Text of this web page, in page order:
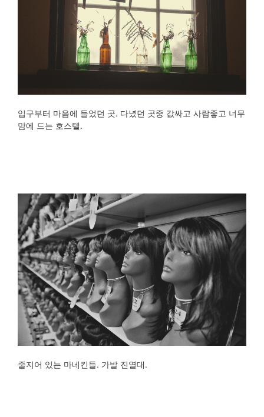
입구부터 마음에 들었던 곳. 다녔던 곳중 값싸고 사람좋고 너무
맘에 드는 호스텔.
줄지어 있는 마네킨들. 가발 진열대.